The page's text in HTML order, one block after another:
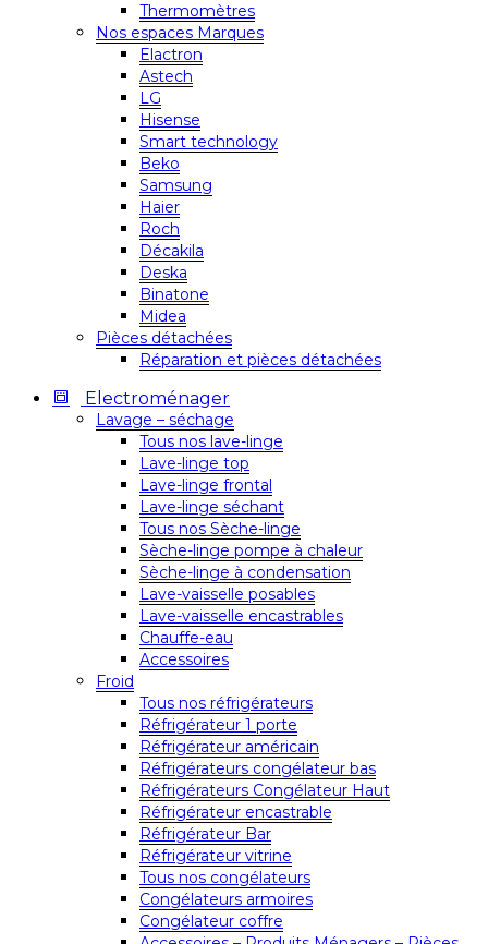
Thermomètres
Nos espaces Marques
Elactron
Astech
LG
Hisense
Smart technology
Beko
Samsung
Haier
Roch
Décakila
Deska
Binatone
Midea
Pièces détachées
Réparation et pièces détachées
Electroménager
Lavage – séchage
Tous nos lave-linge
Lave-linge top
Lave-linge frontal
Lave-linge séchant
Tous nos Sèche-linge
Sèche-linge pompe à chaleur
Sèche-linge à condensation
Lave-vaisselle posables
Lave-vaisselle encastrables
Chauffe-eau
Accessoires
Froid
Tous nos réfrigérateurs
Réfrigérateur 1 porte
Réfrigérateur américain
Réfrigérateurs congélateur bas
Réfrigérateurs Congélateur Haut
Réfrigérateur encastrable
Réfrigérateur Bar
Réfrigérateur vitrine
Tous nos congélateurs
Congélateurs armoires
Congélateur coffre